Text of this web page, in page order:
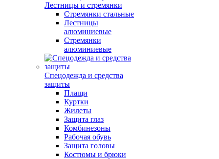
Лестницы и стремянки
Стремянки стальные
Лестницы
алюминиевые
Стремянки
алюминиевые
Спецодежда и средства
защиты
Плащи
Куртки
Жилеты
Защита глаз
Комбинезоны
Рабочая обувь
Защита головы
Костюмы и брюки